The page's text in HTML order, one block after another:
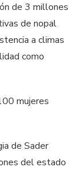
de 3 millones
de nopal
a climas
como
mujeres
de Sader
del estado